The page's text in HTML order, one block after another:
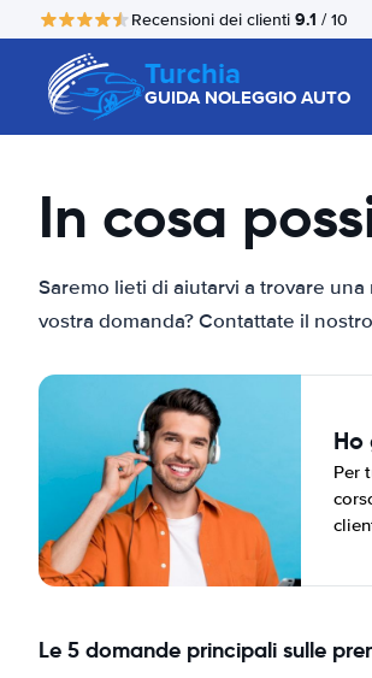
Recensioni dei clienti 9.1 / 10
Turchia
GUIDA NOLEGGIO AUTO
In cosa
Saremo lieti di aiutarvi a trovare
vostra domanda? Contattate il
Per
Le 5 domande principali sulle